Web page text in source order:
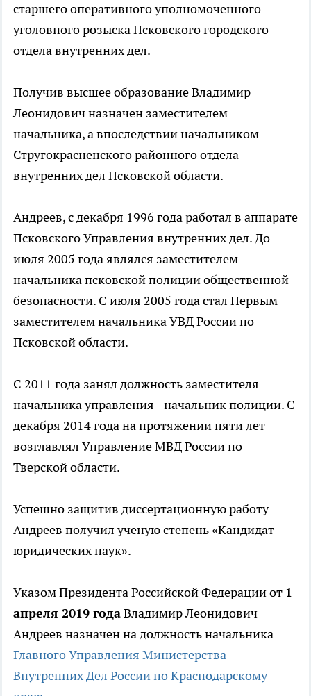
старшего оперативного уполномоченного
уголовного розыска Псковского городского
отдела внутренних дел.
Получив высшее образование Владимир
Леонидович назначен заместителем
начальника, а впоследствии начальником
Стругокрасненского районного отдела
внутренних дел Псковской области.
Андреев, с декабря 1996 года работал в аппарате
Псковского Управления внутренних дел. До
июля 2005 года являлся заместителем
начальника псковской полиции общественной
безопасности. С июля 2005 года стал Первым
заместителем начальника УВД России по
Псковской области.
С 2011 года занял должность заместителя
начальника управления - начальник полиции. С
декабря 2014 года на протяжении пяти лет
возглавлял Управление МВД России по
Тверской области.
Успешно защитив диссертационную работу
Андреев получил ученую степень «Кандидат
юридических наук».
Указом Президента Российской Федерации от 1
апреля 2019 годаВладимир Леонидович
Андреев назначен на должность начальника
Главного Управления Министерства
Внутренних Дел России по Краснодарскому